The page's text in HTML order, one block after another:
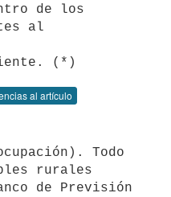
de los
al
al artículo
rurales
de Previsión